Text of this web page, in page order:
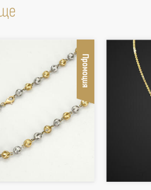
Промоция